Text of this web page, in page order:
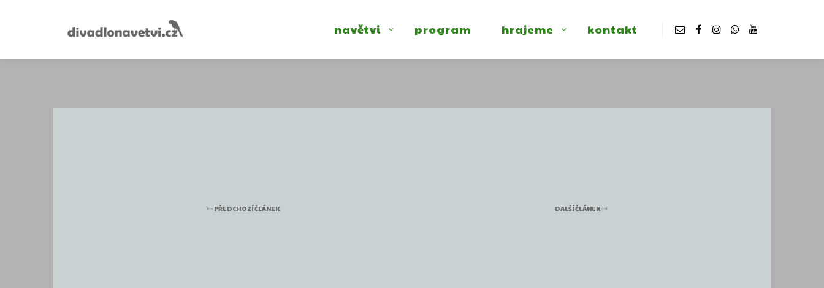
navětvi program hrajeme kontakt
PŘEDCHOZÍ ČLÁNEK DALŠÍ ČLÁNEK